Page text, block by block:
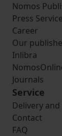
Nomos
Press Service
Career
Our
Inlibra
Journals
Service
Delivery
Contact
FAQ